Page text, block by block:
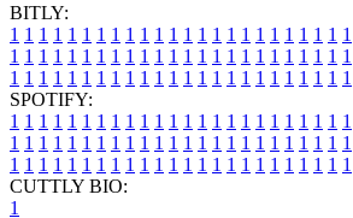
BITLY:
1 1 1 1 1 1 1 1 1 1 1 1 1 1 1 1 1 1 1 1 1 1 1 1
1 1 1 1 1 1 1 1 1 1 1 1 1 1 1 1 1 1 1 1 1 1 1 1
1 1 1 1 1 1 1 1 1 1 1 1 1 1 1 1 1 1 1 1 1 1 1 1
SPOTIFY:
1 1 1 1 1 1 1 1 1 1 1 1 1 1 1 1 1 1 1 1 1 1 1 1
1 1 1 1 1 1 1 1 1 1 1 1 1 1 1 1 1 1 1 1 1 1 1 1
1 1 1 1 1 1 1 1 1 1 1 1 1 1 1 1 1 1 1 1 1 1 1 1
CUTTLY BIO:
1